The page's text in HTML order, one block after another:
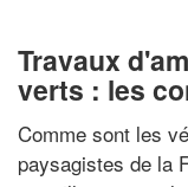
Travaux
verts : les
Comme sont les
paysagistes de la